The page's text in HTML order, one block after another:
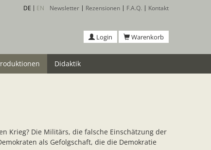
DE EN Newsletter Rezensionen F.A.Q. Kontakt
Login Warenkorb
Didaktik
Krieg? Die Militärs, die falsche Einschätzung der
als Gefolgschaft, die die Demokratie